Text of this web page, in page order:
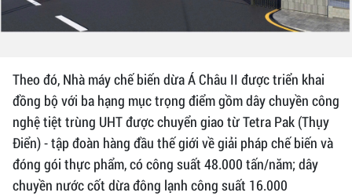
Theo đó, Nhà máy chế biến dừa Á Châu II được triển khai
đồng bộ với ba hạng mục trọng điểm gồm dây chuyền công
nghệ tiệt trùng UHT được chuyển giao từ Tetra Pak (Thụy
Điển) - tập đoàn hàng đầu thế giới về giải pháp chế biến và
đóng gói thực phẩm, có công suất 48.000 tấn/năm; dây
chuyền nước cốt dừa đông lạnh công suất 16.000